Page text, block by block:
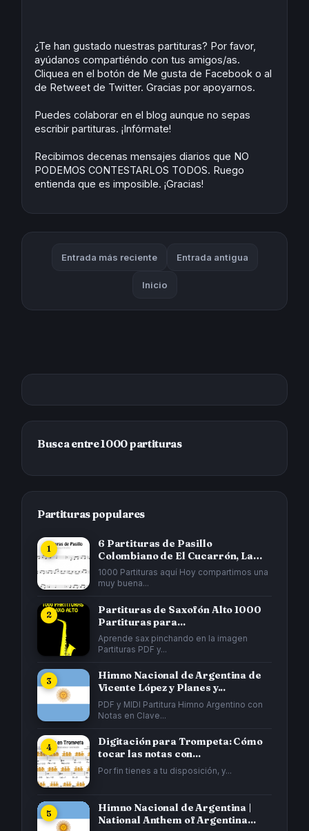
¿Te han gustado nuestras partituras? Por favor,
ayúdanos compartiéndo con tus amigos/as.
Cliquea en el botón de Me gusta de Facebook o al
de Retweet de Twitter. Gracias por apoyarnos.
Puedes colaborar en el blog aunque no sepas
escribir partituras. ¡Infórmate!
Recibimos decenas mensajes diarios que NO
PODEMOS CONTESTARLOS TODOS. Ruego
entienda que es imposible. ¡Gracias!
Entrada más reciente Entrada antigua
Inicio
Busca entre 1000 partituras
Partituras populares
6 Partituras de Pasillo
Colombiano de El Cucarrón, La
Gata...
1000 Partituras aquí Hoy compartimos una
muy buena...
Partituras de Saxofón Alto 1000
Partituras para...
Aprende sax pinchando en la imagen
Partituras PDF y...
Himno Nacional de Argentina de
Vicente López y Planes y...
PDF y MIDI Partitura Himno Argentino con
Notas en Clave...
Digitación para Trompeta: Cómo
tocar las notas con...
Por fin tienes a tu disposición, y...
Himno Nacional de Argentina |
National Anthem of Argentina...